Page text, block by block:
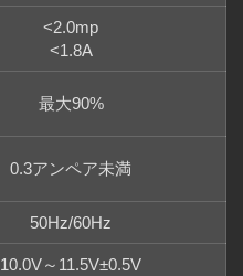
<2.0mp
<1.8A
最大90%
0.3アンペア未満
50Hz/60Hz
10.0V～11.5V±0.5V